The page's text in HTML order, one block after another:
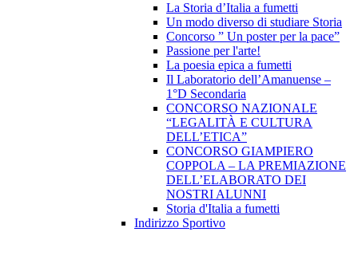
La Storia d’Italia a fumetti
Un modo diverso di studiare Storia
Concorso ” Un poster per la pace”
Passione per l'arte!
La poesia epica a fumetti
Il Laboratorio dell’Amanuense –
1°D Secondaria
CONCORSO NAZIONALE
“LEGALITÀ E CULTURA
DELL’ETICA”
CONCORSO GIAMPIERO
COPPOLA – LA PREMIAZIONE
DELL’ELABORATO DEI
NOSTRI ALUNNI
Storia d'Italia a fumetti
Indirizzo Sportivo